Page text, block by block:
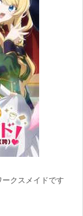
クスメイドです